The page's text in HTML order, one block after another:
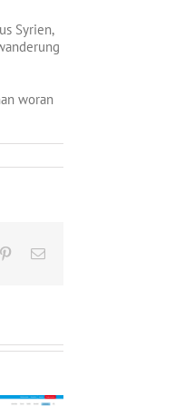
Syrien,
woran
Pinterest
E-